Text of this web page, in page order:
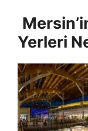
Yerleri